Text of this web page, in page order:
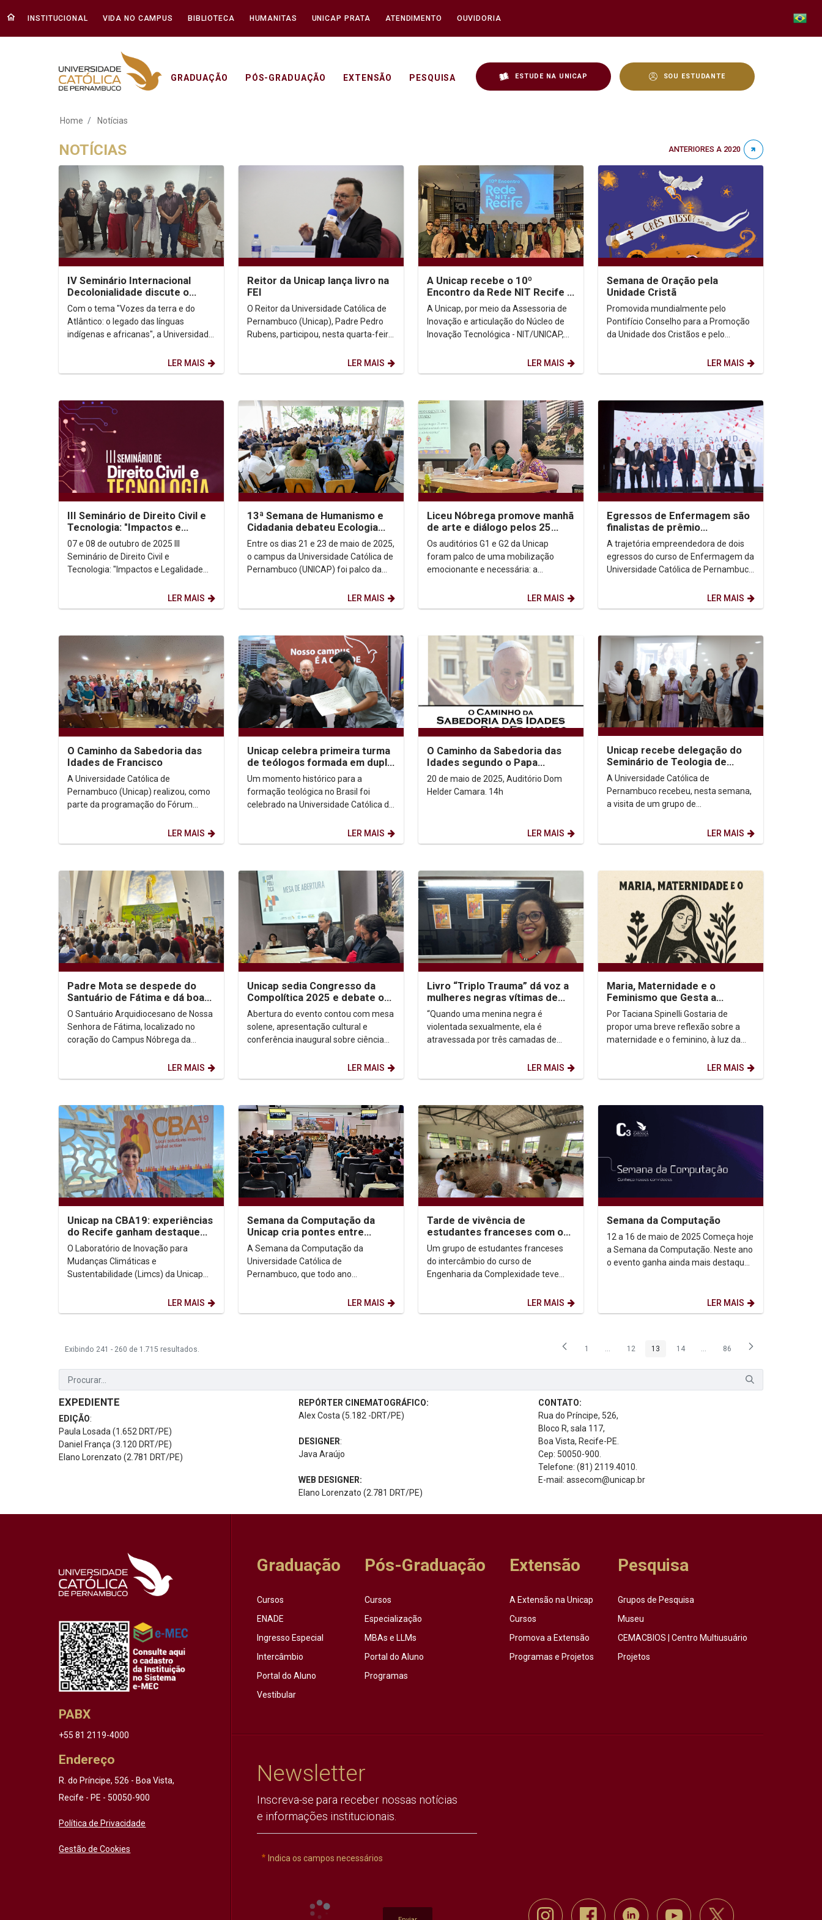
INSTITUCIONAL VIDA NO CAMPUS BIBLIOTECA HUMANITAS UNICAP PRATA ATENDIMENTO OUVIDORIA
GRADUAÇÃO PÓS-GRADUAÇÃO EXTENSÃO PESQUISA ESTUDE NA UNICAP SOU ESTUDANTE
Notícias - Unicap
Home Notícias
NOTÍCIAS ANTERIORES A 2020
IV Seminário Internacional
Decolonialidade discute o
legado das línguas indígenas e
africanas
Com o tema "Vozes da terra e do
Atlântico: o legado das línguas
indígenas e africanas", a Universidade
LER MAIS
Reitor da Unicap lança livro na
FEI
O Reitor da Universidade Católica de
Pernambuco (Unicap), Padre Pedro
Rubens, participou, nesta quarta-feira
LER MAIS
A Unicap recebe o 10º
Encontro da Rede NIT Recife -
no Pavilhão MAKER
A Unicap, por meio da Assessoria de
Inovação e articulação do Núcleo de
Inovação Tecnológica - NIT/UNICAP,
LER MAIS
Semana de Oração pela
Unidade Cristã
Promovida mundialmente pelo
Pontifício Conselho para a Promoção
da Unidade dos Cristãos e pelo
Semana de Oração pela Unidade...
LER MAIS
III Seminário de Direito Civil e
Tecnologia: "Impactos e
Legalidade Constitucional"
07 e 08 de outubro de 2025 III
Seminário de Direito Civil e
Tecnologia: "Impactos e Legalidade
LER MAIS
13ª Semana de Humanismo e
Cidadania debateu Ecologia
Integral
Entre os dias 21 e 23 de maio de 2025,
o campus da Universidade Católica de
Pernambuco (UNICAP) foi palco da
LER MAIS
Liceu Nóbrega promove manhã
de arte e diálogo pelos 25
anos do combate à violência
sexual infantil
Os auditórios G1 e G2 da Unicap
foram palco de uma mobilização
emocionante e necessária: a
LER MAIS
Egressos de Enfermagem são
finalistas de prêmio
internacional de inovação em
saúde digital
A trajetória empreendedora de dois
egressos do curso de Enfermagem da
Universidade Católica de Pernambuco
LER MAIS
O Caminho da Sabedoria das
Idades de Francisco
A Universidade Católica de
Pernambuco (Unicap) realizou, como
parte da programação do Fórum
LER MAIS
Unicap celebra primeira turma
de teólogos formada em dupla
diplomação com a Pontifícia...
Um momento histórico para a
formação teológica no Brasil foi
celebrado na Universidade Católica de
LER MAIS
O Caminho da Sabedoria das
Idades segundo o Papa
Francisco
20 de maio de 2025, Auditório Dom
Helder Camara. 14h
LER MAIS
Unicap recebe delegação do
Seminário de Teologia de
Princeton para articulação de
congresso...
A Universidade Católica de
Pernambuco recebeu, nesta semana,
a visita de um grupo de
Teologia de Princeton, nos Estados
Unidos,...
LER MAIS
Padre Mota se despede do
Santuário de Fátima e dá boas-
vindas a Padre Delmar
O Santuário Arquidiocesano de Nossa
Senhora de Fátima, localizado no
coração do Campus Nóbrega da
LER MAIS
Unicap sedia Congresso da
Compolítica 2025 e debate os
desafios da ciência em tempos
de...
Abertura do evento contou com mesa
solene, apresentação cultural e
conferência inaugural sobre ciência
LER MAIS
Livro “Triplo Trauma” dá voz a
mulheres negras vítimas de
violência sexual na infância
“Quando uma menina negra é
violentada sexualmente, ela é
atravessada por três camadas de
sexual, o trauma social da...LER MAIS
Maria, Maternidade e o
Feminismo que Gesta a
Esperança
Por Taciana Spinelli Gostaria de
propor uma breve reflexão sobre a
maternidade e o feminino, à luz da
LER MAIS
Unicap na CBA19: experiências
do Recife ganham destaque
internacional
O Laboratório de Inovação para
Mudanças Climáticas e
Sustentabilidade (Limcs) da Unicap
Internacional sobre Adaptação...
LER MAIS
Semana da Computação da
Unicap cria pontes entre
alunos e empresas de
tecnologia
A Semana da Computação da
Universidade Católica de
Pernambuco, que todo ano
networking com profissionais que
estão...
LER MAIS
Tarde de vivência de
estudantes franceses com o
Grupo de Capoeira da Unicap
Um grupo de estudantes franceses
do intercâmbio do curso de
Engenharia da Complexidade teve
Capoeira Chapéu de Couro,...LER MAIS
Semana da Computação
12 a 16 de maio de 2025 Começa hoje
a Semana da Computação. Neste ano
o evento ganha ainda mais destaque
LER MAIS
Exibindo 241 - 260 de 1.715 resultados. Página
1 ...Páginas intermediárias Usar ABA para navegar.
Página
12 Página
13 Página
14 ...Páginas intermediárias Usar ABA
Página
86
EXPEDIENTE
EDIÇÃO:
Paula Losada (1.652 DRT/PE)
Daniel França (3.120 DRT/PE)
Elano Lorenzato (2.781 DRT/PE)
REPÓRTER CINEMATOGRÁFICO:
Alex Costa (5.182 -DRT/PE)
DESIGNER:
Java Araújo
WEB DESIGNER:
Elano Lorenzato (2.781 DRT/PE)
CONTATO:
Rua do Príncipe, 526,
Bloco R, sala 117,
Boa Vista, Recife-PE.
Cep: 50050-900.
Telefone: (81) 2119.4010.
E-mail: assecom@unicap.br
PABX
+55 81 2119-4000
Endereço
R. do Príncipe, 526 - Boa Vista,
Recife - PE - 50050-900
Política de Privacidade
Gestão de Cookies
Graduação
Cursos
ENADE
Ingresso Especial
Intercâmbio
Portal do Aluno
Vestibular
Pós-Graduação
Cursos
Especialização
MBAs e LLMs
Portal do Aluno
Programas
Extensão
A Extensão na Unicap
Cursos
Promova a Extensão
Programas e Projetos
Pesquisa
Grupos de Pesquisa
Museu
CEMACBIOS | Centro Multiusuário
Projetos
Newsletter
Inscreva-se para receber nossas notícias
e informações institucionais.
Indica os campos necessários